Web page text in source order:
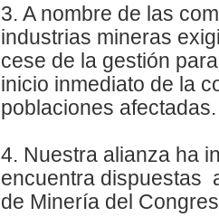
3. A nombre de las
industrias mineras
cese de la gestión
inicio inmediato de la
poblaciones afectadas.
4. Nuestra alianza ha
encuentra dispuestas
de Minería del